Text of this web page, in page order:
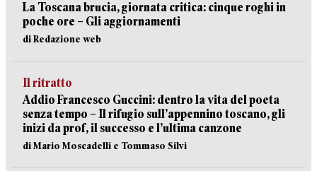
La Toscana brucia, giornata critica: cinque roghi in
poche ore – Gli aggiornamenti
di Redazione web
Il ritratto
Addio Francesco Guccini: dentro la vita del poeta
senza tempo – Il rifugio sull’appennino toscano, gli
inizi da prof, il successo e l’ultima canzone
di Mario Moscadelli e Tommaso Silvi